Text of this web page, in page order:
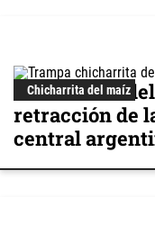
Chicharrita del maíz
Chicharrita
retracción de
central